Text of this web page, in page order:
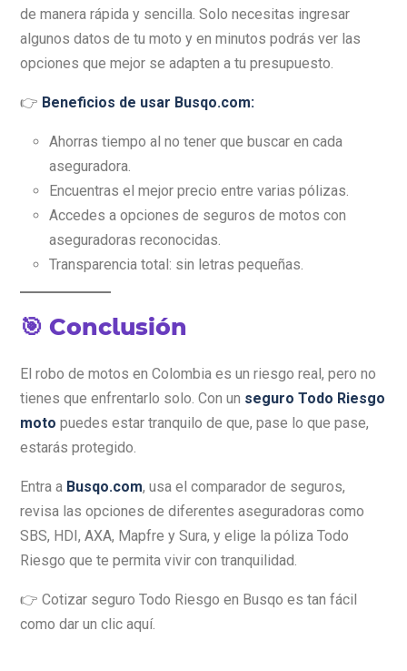
de manera rápida y sencilla. Solo necesitas ingresar
algunos datos de tu moto y en minutos podrás ver las
opciones que mejor se adapten a tu presupuesto.
👉 Beneficios de usar Busqo.com:
Ahorras tiempo al no tener que buscar en cada
aseguradora.
Encuentras el mejor precio entre varias pólizas.
Accedes a opciones de seguros de motos con
aseguradoras reconocidas.
Transparencia total: sin letras pequeñas.
🎯 Conclusión
El robo de motos en Colombia es un riesgo real, pero no
tienes que enfrentarlo solo. Con un seguro Todo Riesgo
moto puedes estar tranquilo de que, pase lo que pase,
estarás protegido.
Entra a Busqo.com, usa el comparador de seguros,
revisa las opciones de diferentes aseguradoras como
SBS, HDI, AXA, Mapfre y Sura, y elige la póliza Todo
Riesgo que te permita vivir con tranquilidad.
👉 Cotizar seguro Todo Riesgo en Busqo es tan fácil
como dar un clic aquí.